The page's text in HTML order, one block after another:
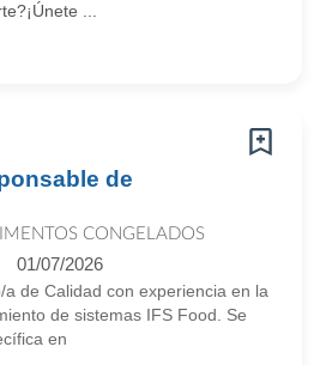
...
de
CONGELADOS
01/07/2026
de Calidad con experiencia en la
de sistemas IFS Food. Se
en